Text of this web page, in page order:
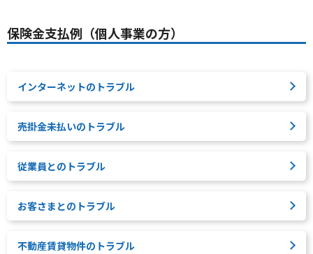
保険金支払例（個人事業の方）
インターネットのトラブル
売掛金未払いのトラブル
従業員とのトラブル
お客さまとのトラブル
不動産賃貸物件のトラブル